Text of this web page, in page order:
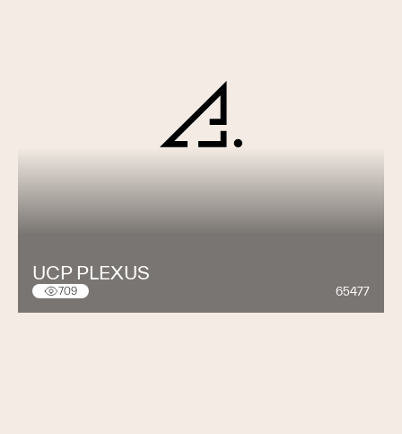
UCP PLEXUS
709 65477